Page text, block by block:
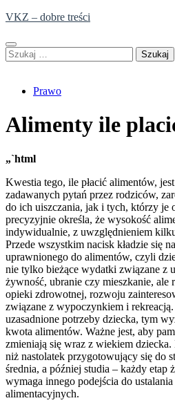
Skip
content
VKZ – dobre treści
Szukaj:
Prawo
Alimenty ile
„`html
Kwestia tego, ile płacić alimentów,
zadawanych pytań przez rodziców,
do ich uiszczania, jak i tych, którzy je
precyzyjnie określa, że wysokość
indywidualnie, z uwzględnieniem
Przede wszystkim nacisk kładzie się
uprawnionego do alimentów, czyli
nie tylko bieżące wydatki związane z
żywność, ubranie czy mieszkanie, ale
opieki zdrowotnej, rozwoju
związane z wypoczynkiem i
uzasadnione potrzeby dziecka, tym
kwota alimentów. Ważne jest, aby
zmieniają się wraz z wiekiem
niż nastolatek przygotowujący się do
średnia, a później studia – każdy etap
wymaga innego podejścia do
alimentacyjnych.